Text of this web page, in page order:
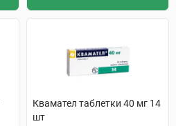
Квамател таблетки 40 мг 14
шт